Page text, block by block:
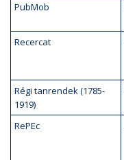
PubMob
Recercat
Régi tanrendek (1785-
1919)
RePEc